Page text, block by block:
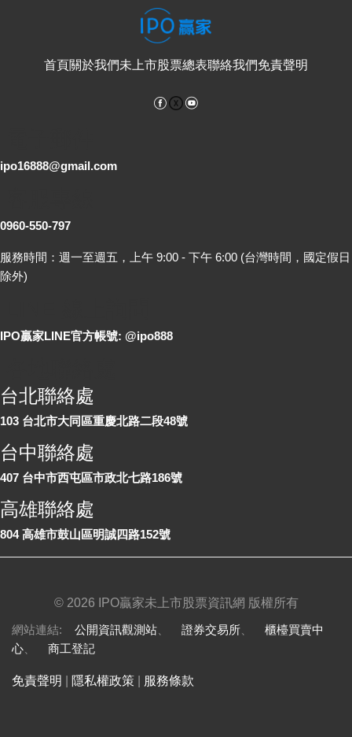
首頁關於我們未上市股票總表聯絡我們免責聲明
Facebook
ipo16888@gmail.com
0960-550-797
服務時間：週一至週五，上午 9:00 - 下午 6:00 (台灣時間，國定假日
除外)
IPO贏家LINE官方帳號: @ipo888
台北聯絡處
103 台北市大同區重慶北路二段48號
台中聯絡處
407 台中市西屯區市政北七路186號
高雄聯絡處
804 高雄市鼓山區明誠四路152號
© 2026 IPO贏家未上市股票資訊網 版權所有
網站連結: 公開資訊觀測站 證券交易所
櫃檯買賣中
心
商工登記
免責聲明 隱私權政策 服務條款